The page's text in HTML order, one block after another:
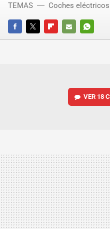
FACEBOOKTWITTERFLIPBOARD
E-
TEMAS Coches eléctricos
VER 18